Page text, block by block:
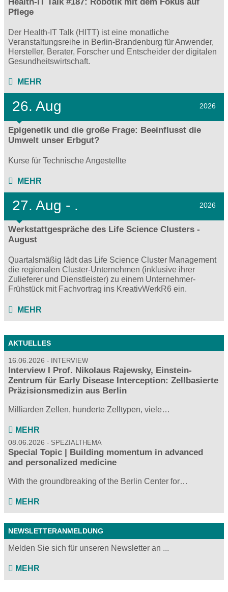
Pflege
Der Health-IT Talk (HITT) ist eine monatliche
Veranstaltungsreihe in Berlin-Brandenburg für Anwender,
Hersteller, Berater, Forscher und Entscheider der digitalen
Gesundheitswirtschaft.
MEHR
26. Aug 2026
Epigenetik und die große Frage: Beeinflusst die
Umwelt unser Erbgut?
Kurse für Technische Angestellte
MEHR
27. Aug - . 2026
Werkstattgespräche des Life Science Clusters -
August
Quartalsmäßig lädt das Life Science Cluster Management
die regionalen Cluster-Unternehmen (inklusive ihrer
Zulieferer und Dienstleister) zu einem Unternehmer-
Frühstück mit Fachvortrag ins KreativWerkR6 ein.
MEHR
AKTUELLES
16.06.2026 INTERVIEW
Interview I Prof. Nikolaus Rajewsky, Einstein-
Zentrum für Early Disease Interception: Zellbasierte
Präzisionsmedizin aus Berlin
Milliarden Zellen, hunderte Zelltypen, viele…
MEHR
08.06.2026 SPEZIALTHEMA
Special Topic | Building momentum in advanced
and personalized medicine
With the groundbreaking of the Berlin Center for…
MEHR
NEWSLETTERANMELDUNG
Melden Sie sich für unseren Newsletter an ...
MEHR